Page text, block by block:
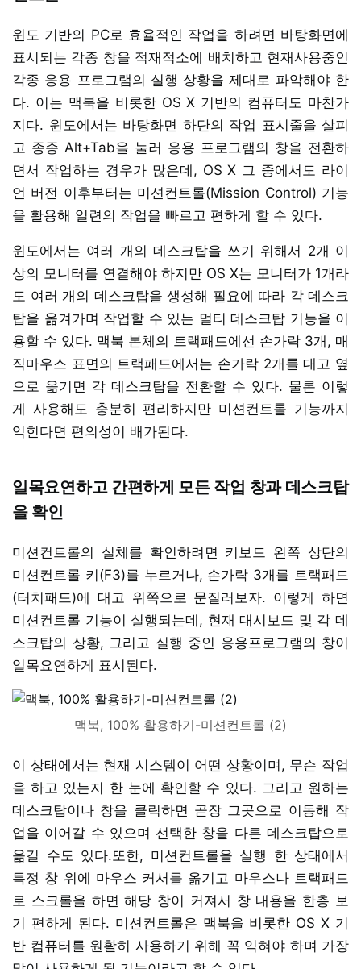
윈도 기반의 PC로 효율적인 작업을 하려면 바탕화면에
표시되는 각종 창을 적재적소에 배치하고 현재사용중인
각종 응용 프로그램의 실행 상황을 제대로 파악해야 한
다. 이는 맥북을 비롯한 OS X 기반의 컴퓨터도 마찬가
지다. 윈도에서는 바탕화면 하단의 작업 표시줄을 살피
고 종종 Alt+Tab을 눌러 응용 프로그램의 창을 전환하
면서 작업하는 경우가 많은데, OS X 그 중에서도 라이
언 버전 이후부터는 미션컨트롤(Mission Control) 기능
을 활용해 일련의 작업을 빠르고 편하게 할 수 있다.
윈도에서는 여러 개의 데스크탑을 쓰기 위해서 2개 이
상의 모니터를 연결해야 하지만 OS X는 모니터가 1개라
도 여러 개의 데스크탑을 생성해 필요에 따라 각 데스크
탑을 옮겨가며 작업할 수 있는 멀티 데스크탑 기능을 이
용할 수 있다. 맥북 본체의 트랙패드에선 손가락 3개, 매
직마우스 표면의 트랙패드에서는 손가락 2개를 대고 옆
으로 옮기면 각 데스크탑을 전환할 수 있다. 물론 이렇
게 사용해도 충분히 편리하지만 미션컨트롤 기능까지
익힌다면 편의성이 배가된다.
일목요연하고 간편하게 모든 작업 창과 데스크탑
을 확인
미션컨트롤의 실체를 확인하려면 키보드 왼쪽 상단의
미션컨트롤 키(F3)를 누르거나, 손가락 3개를 트랙패드
(터치패드)에 대고 위쪽으로 문질러보자. 이렇게 하면
미션컨트롤 기능이 실행되는데, 현재 대시보드 및 각 데
스크탑의 상황, 그리고 실행 중인 응용프로그램의 창이
일목요연하게 표시된다.
맥북, 100% 활용하기-미션컨트롤 (2)
이 상태에서는 현재 시스템이 어떤 상황이며, 무슨 작업
을 하고 있는지 한 눈에 확인할 수 있다. 그리고 원하는
데스크탑이나 창을 클릭하면 곧장 그곳으로 이동해 작
업을 이어갈 수 있으며 선택한 창을 다른 데스크탑으로
옮길 수도 있다.또한, 미션컨트롤을 실행 한 상태에서
특정 창 위에 마우스 커서를 옮기고 마우스나 트랙패드
로 스크롤을 하면 해당 창이 커져서 창 내용을 한층 보
기 편하게 된다. 미션컨트롤은 맥북을 비롯한 OS X 기
반 컴퓨터를 원활히 사용하기 위해 꼭 익혀야 하며 가장